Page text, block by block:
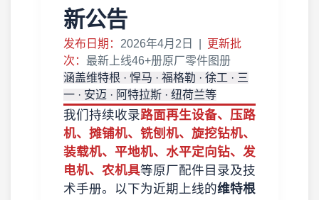
新公告
发布日期： 2026年4月2日 |
更新批
次： 最新上线46+册原厂零件图册
涵盖维特根 · 悍马 · 福格勒 · 徐工 · 三
一 · 安迈 · 阿特拉斯 · 纽荷兰等
我们持续收录路面再生设备、压路
机、摊铺机、铣刨机、旋挖钻机、
装载机、平地机、水平定向钻、发
电机、农机具等原厂配件目录及技
术手册。以下为近期上线的维特根